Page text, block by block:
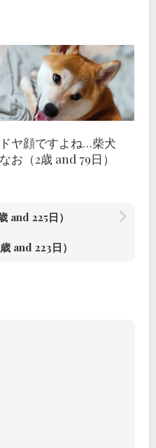
ドヤ顔ですよね…柴犬
なお（2歳 and 79日）
and 225日）
and 223日）